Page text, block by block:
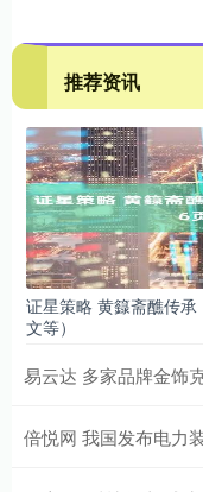
推荐资讯
证星策略 黄籙斋醮传
文等）
易云达 多家品牌金饰
倍悦网 我国发布电力